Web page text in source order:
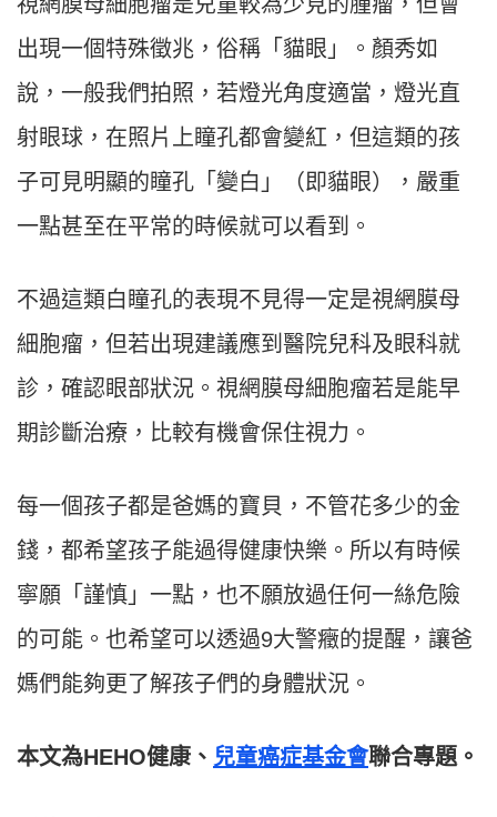
出現一個特殊徵兆，俗稱「貓眼」。顏秀如
說，一般我們拍照，若燈光角度適當，燈光直
射眼球，在照片上瞳孔都會變紅，但這類的孩
子可見明顯的瞳孔「變白」（即貓眼），嚴重
一點甚至在平常的時候就可以看到。
不過這類白瞳孔的表現不見得一定是視網膜母
細胞瘤，但若出現建議應到醫院兒科及眼科就
診，確認眼部狀況。視網膜母細胞瘤若是能早
期診斷治療，比較有機會保住視力。
每一個孩子都是爸媽的寶貝，不管花多少的金
錢，都希望孩子能過得健康快樂。所以有時候
寧願「謹慎」一點，也不願放過任何一絲危險
的可能。也希望可以透過9大警癥的提醒，讓爸
媽們能夠更了解孩子們的身體狀況。
本文為HEHO健康、 兒童癌症基金會聯合專題。